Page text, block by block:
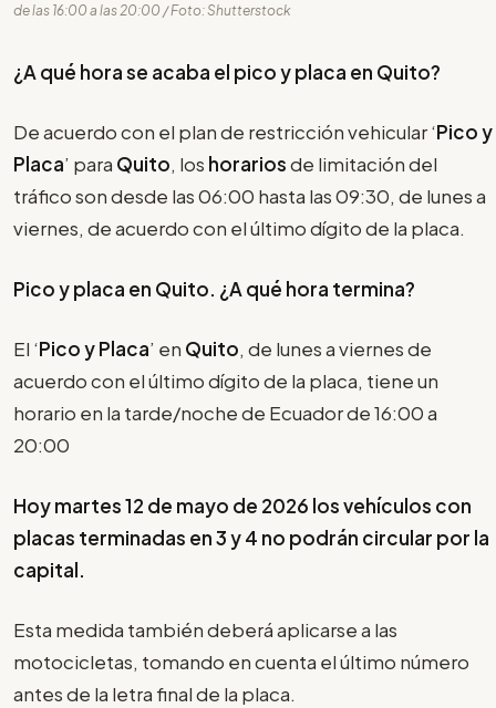
de las 16:00 a las 20:00 / Foto: Shutterstock
¿A qué hora se acaba el pico y placa en Quito?
De acuerdo con el plan de restricción vehicular ‘Pico y
Placa’ para Quito, los horariosde limitación del
tráfico son desde las 06:00 hasta las 09:30, de lunes a
viernes, de acuerdo con el último dígito de la placa.
Pico y placa en Quito. ¿A qué hora termina?
El ‘Pico y Placa’ en Quito, de lunes a viernes de
acuerdo con el último dígito de la placa, tiene un
horario en la tarde/noche de Ecuador de 16:00 a
20:00
Hoy martes 12 de mayo de 2026 los vehículos con
placas terminadas en 3 y 4 no podrán circular por la
capital.
Esta medida también deberá aplicarse a las
motocicletas, tomando en cuenta el último número
antes de la letra final de la placa.